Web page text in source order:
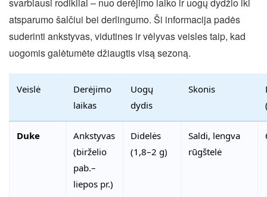
svarbiausi rodikliai – nuo derėjimo laiko ir uogų dydžio iki
atsparumo šalčiui bei derlingumo. Ši informacija padės
suderinti ankstyvas, vidutines ir vėlyvas veisles taip, kad
uogomis galėtumėte džiaugtis visą sezoną.
Veislė
Derėjimo
laikas
Uogų
dydis
Skonis
Duke
Ankstyvas
(birželio
pab.–
liepos pr.)
Didelės
(1,8–2 g)
Saldi, lengva
rūgštelė